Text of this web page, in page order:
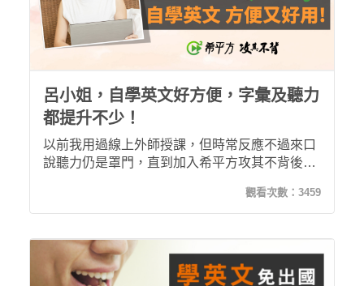
呂小姐，自學英文好方便，字彙及聽力
都提升不少！
以前我用過線上外師授課，但時常反應不過來口
說聽力仍是罩門，直到加入希平方攻其不背後，
觀看次數： 3459